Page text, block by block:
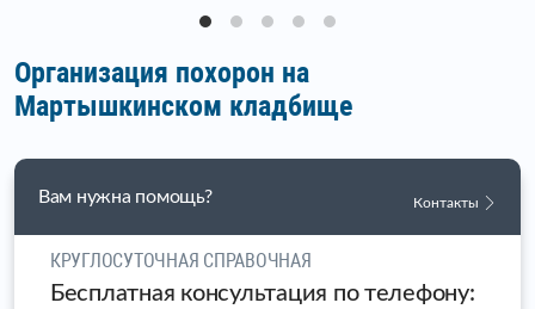
Организация похорон на
Мартышкинском кладбище
Вам нужна помощь? Контакты
КРУГЛОСУТОЧНАЯ СПРАВОЧНАЯ
Бесплатная консультация по телефону: